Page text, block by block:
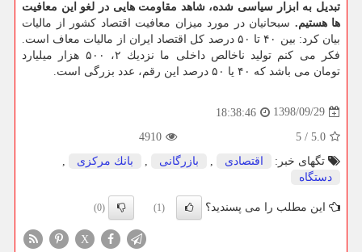
تبدیل به ابزار سیاسی شده، شاهد مقاومت هایی در لغو این معافیت
ها هستیم. سبحانیان در مورد میزان معافیت اقتصاد كشور از مالیات
بیان كرد: بین ۴۰ تا ۵۰ درصد كل اقتصاد ایران از مالیات معاف است.
فكر می كنم تولید ناخالص داخلی ما نزدیك ۲، ۵۰۰ هزار میلیارد
تومان می باشد كه ۴۰ یا ۵۰ درصد این رقم، عدد بزرگی است.
1398/09/29
18:38:46
5.0
/
5
4910
تگهای خبر:
اقتصادی , بازرگانی , بانك مركزی
,
دستگاه
این مطلب را می پسندید؟ (1)
(0)
X